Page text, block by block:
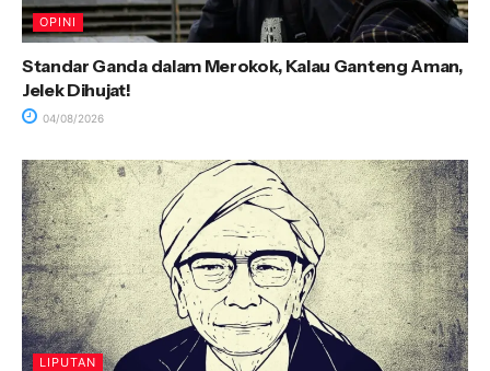
OPINI
Standar Ganda dalam Merokok, Kalau Ganteng Aman,
Jelek Dihujat!
04/08/2026
LIPUTAN